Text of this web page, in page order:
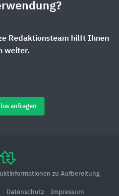
Redaktionsteam hilft Ihnen
weiter.
anfragen
zu Aufbereitung
Datenschutz Impressum